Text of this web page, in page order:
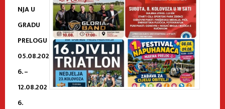
NJA U
GRADU
PRELOGU
05.08.202
6. –
12.08.202
6.